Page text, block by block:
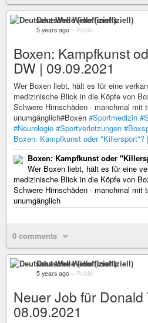
Deutsche Welle (inoffiziell)
5 years ago – Public
Boxen: Kampfkunst
DW | 09.09.2021
Wer Boxen liebt, hält es für eine
medizinische Blick in die Köpfe von
Schwere Hirnschäden - manchmal mit
unumgänglich#Boxen #Sportmedizin
#Neurologie #Sportverletzungen
Boxen: Kampfkunst oder "Killersport"?
Boxen: Kampfkunst oder
Wer Boxen liebt, hält es für eine
medizinische Blick in die Köpfe von
Schwere Hirnschäden - manchmal mit
unumgänglich
0 comments
Deutsche Welle (inoffiziell)
5 years ago – Public
Neuer Job für Donald
08.09.2021